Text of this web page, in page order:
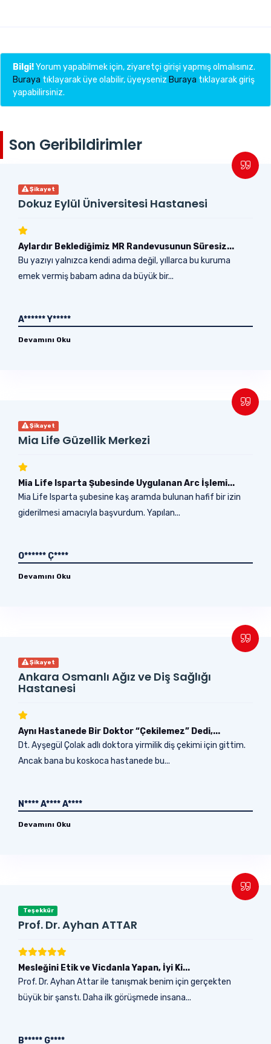
Bilgi!Yorum yapabilmek için, ziyaretçi girişi yapmış olmalısınız.
Buraya tıklayarak üye olabilir, üyeyseniz Buraya tıklayarak giriş
yapabilirsiniz.
Son Geribildirimler
Şikayet
Dokuz Eylül Üniversitesi Hastanesi
Aylardır Beklediğimiz MR Randevusunun Süresiz...
Bu yazıyı yalnızca kendi adıma değil, yıllarca bu kuruma
emek vermiş babam adına da büyük bir...
A****** Y*****
Devamını Oku
Şikayet
Mia Life Güzellik Merkezi
Mia Life Isparta Şubesinde Uygulanan Arc İşlemi...
Mia Life Isparta şubesine kaş aramda bulunan hafif bir izin
giderilmesi amacıyla başvurdum. Yapılan...
O****** Ç****
Devamını Oku
Şikayet
Ankara Osmanlı Ağız ve Diş Sağlığı
Hastanesi
Aynı Hastanede Bir Doktor “Çekilemez” Dedi,...
Dt. Ayşegül Çolak adlı doktora yirmilik diş çekimi için gittim.
Ancak bana bu koskoca hastanede bu...
N**** A**** A****
Devamını Oku
Teşekkür
Prof. Dr. Ayhan ATTAR
Mesleğini Etik ve Vicdanla Yapan, İyi Ki...
Prof. Dr. Ayhan Attar ile tanışmak benim için gerçekten
büyük bir şanstı. Daha ilk görüşmede insana...
B***** G****